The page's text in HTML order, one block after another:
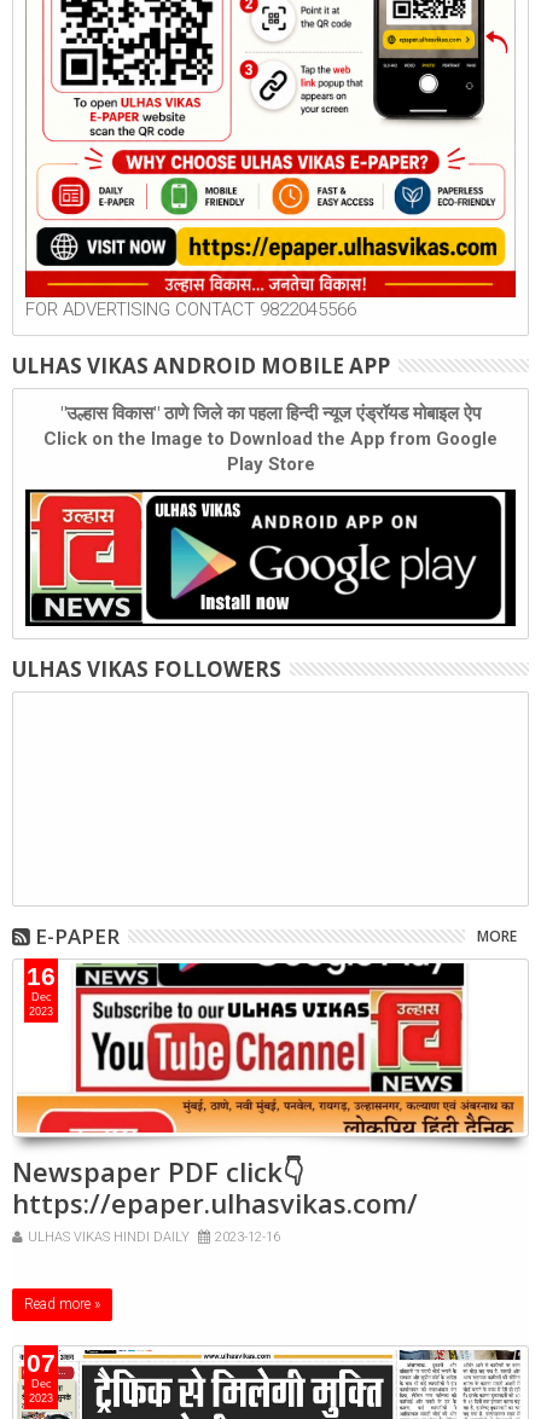
FOR ADVERTISING CONTACT 9822045566
ULHAS VIKAS ANDROID MOBILE APP
"उल्हास विकास" ठाणे जिले का पहला हिन्दी न्यूज एंड्रॉयड मोबाइल ऐप
Click on the Image to Download the App from Google
Play Store
ULHAS VIKAS FOLLOWERS
E-PAPER MORE
16
Dec
2023
Newspaper PDF click👇
https://epaper.ulhasvikas.com/
ULHAS VIKAS HINDI DAILY 2023-12-16
Read more »
07
Dec
2023